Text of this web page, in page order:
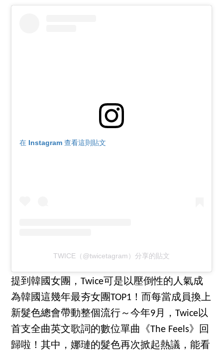
在 Instagram 查看這則貼文
TWICE（@twicetagram）分享的貼文
提到韓國女團，Twice可是以壓倒性的人氣成
為韓國這幾年最夯女團TOP1！而每當成員換上
新髮色總會帶動整個流行～今年9月，Twice以
首支全曲英文歌詞的數位單曲《The Feels》回
歸啦！其中，娜璉的髮色再次掀起熱議，能看